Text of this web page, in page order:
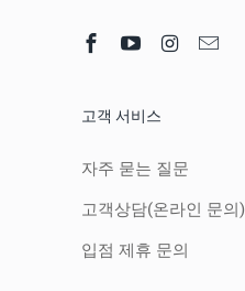
고객 서비스
자주 묻는 질문
고객상담(온라인 문의)
입점 제휴 문의